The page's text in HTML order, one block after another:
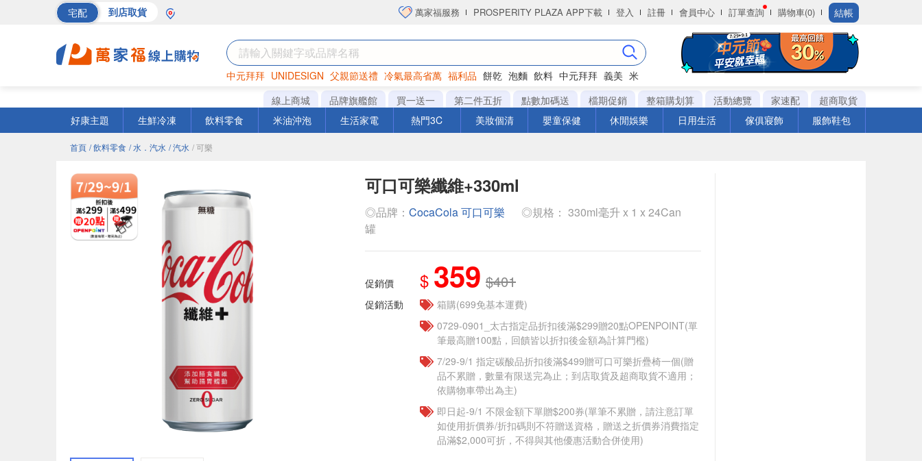
宅配 到店取貨 萬家福服務 PROSPERITY PLAZA APP下載 登入 註冊 會員中心 訂單查詢 購物車(0) 結帳
中元拜拜 UNIDESIGN 父親節送禮 冷氣最高省萬 福利品 餅乾 泡麵 飲料 中元拜拜 義美 米
罐頭 海苔 洋芋片
線上商城 品牌旗艦館 買一送一 第二件五折 點數加碼送 檔期促銷 整箱購划算 活動總覽 家速配
超商取貨
好康主題
生鮮冷凍 飲料零食 米油沖泡 生活家電 熱門3C 美妝個清 嬰童保健 休閒娛樂 日用生活 傢俱寢飾 服飾鞋包
首頁 / 飲料零食 / 水．汽水 / 汽水 / 可樂
可口可樂纖維+330ml
◎品牌： CocaCola 可口可樂
◎規格： 330ml毫升 x 1 x 24Can
罐
促銷價 $ 359 $401
促銷活動
箱購(699免基本運費)
0729-0901_太古指定品折扣後滿$299贈20點OPENPOINT(單
筆最高贈100點，回饋皆以折扣後金額為計算門檻)
7/29-9/1 指定碳酸品折扣後滿$499贈可口可樂折疊椅一個(贈
品不累贈，數量有限送完為止；到店取貨及超商取貨不適用；
依購物車帶出為主)
即日起-9/1 不限金額下單贈$200券(單筆不累贈，請注意訂單
如使用折價券/折扣碼則不符贈送資格，贈送之折價券消費指定
品滿$2,000可折，不得與其他優惠活動合併使用)